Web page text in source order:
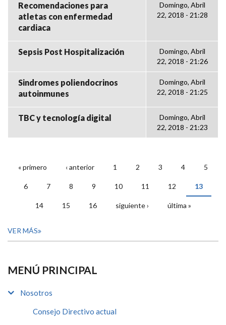
Recomendaciones para
atletas con enfermedad
cardiaca
Domingo, Abril
22, 2018 - 21:28
Sepsis Post Hospitalización
Domingo, Abril
22, 2018 - 21:26
Sindromes poliendocrinos
autoinmunes
Domingo, Abril
22, 2018 - 21:25
TBC y tecnología digital
Domingo, Abril
22, 2018 - 21:23
PÁGINAS
« primero ‹ anterior 1 2 3 4 5
6 7 8 9 10 11 12 13
14 15 16 siguiente › última »
VER MÁS
MENÚ PRINCIPAL
Nosotros
Consejo Directivo actual